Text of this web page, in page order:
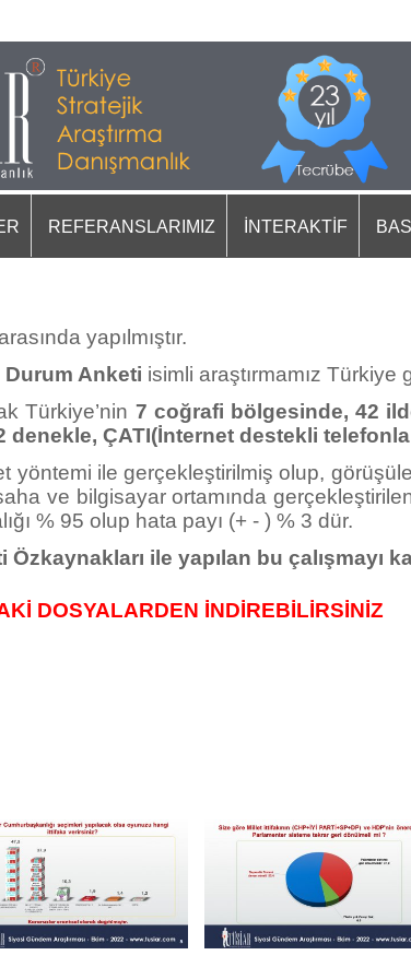
REFERANSLARIMIZ İNTERAKTİF
yapılmıştır.
Durum Anketi isimli araştırmamız Türkiye
Türkiye’nin 7 coğrafi bölgesinde, 42
denekle, ÇATI(İnternet destekli
yöntemi ile gerçekleştirilmiş olup,
ve bilgisayar ortamında
% 95 olup hata payı (+ - ) % 3 dür.
Özkaynakları ile yapılan bu çalışmayı
DOSYALARDEN İNDİREBİLİRSİNİZ